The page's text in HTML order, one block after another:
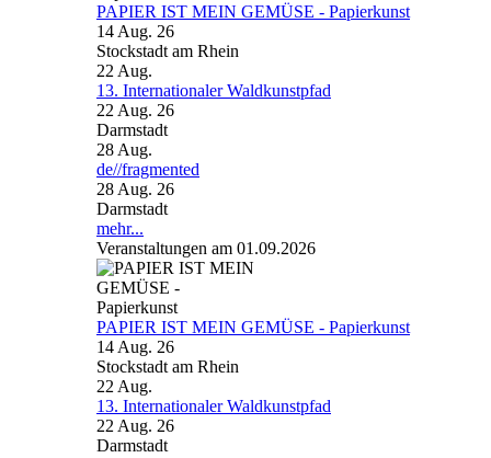
PAPIER IST MEIN GEMÜSE - Papierkunst
14 Aug. 26
Stockstadt am Rhein
22 Aug.
13. Internationaler Waldkunstpfad
22 Aug. 26
Darmstadt
28 Aug.
de//fragmented
28 Aug. 26
Darmstadt
mehr...
Veranstaltungen am 01.09.2026
PAPIER IST MEIN GEMÜSE - Papierkunst
14 Aug. 26
Stockstadt am Rhein
22 Aug.
13. Internationaler Waldkunstpfad
22 Aug. 26
Darmstadt